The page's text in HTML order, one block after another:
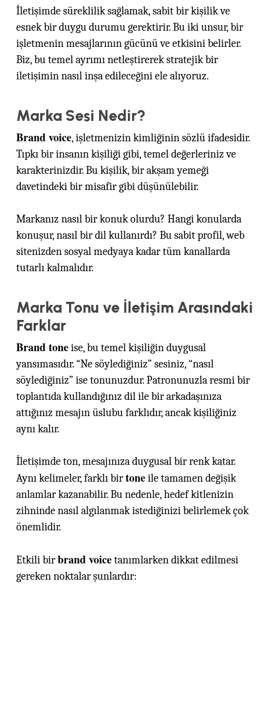
İletişimde süreklilik sağlamak, sabit bir kişilik ve
esnek bir duygu durumu gerektirir. Bu iki unsur, bir
işletmenin mesajlarının gücünü ve etkisini belirler.
Biz, bu temel ayrımı netleştirerek stratejik bir
iletişimin nasıl inşa edileceğini ele alıyoruz.
Marka Sesi Nedir?
Brand voice, işletmenizin kimliğinin sözlü ifadesidir.
Tıpkı bir insanın kişiliği gibi, temel değerleriniz ve
karakterinizdir. Bu kişilik, bir akşam yemeği
davetindeki bir misafir gibi düşünülebilir.
Markanız nasıl bir konuk olurdu? Hangi konularda
konuşur, nasıl bir dil kullanırdı? Bu sabit profil, web
sitenizden sosyal medyaya kadar tüm kanallarda
tutarlı kalmalıdır.
Marka Tonu ve İletişim Arasındaki
Farklar
Brand toneise, bu temel kişiliğin duygusal
yansımasıdır. “Ne söylediğiniz” sesiniz, “nasıl
söylediğiniz” ise tonunuzdur. Patronunuzla resmi bir
toplantıda kullandığınız dil ile bir arkadaşınıza
attığınız mesajın üslubu farklıdır, ancak kişiliğiniz
aynı kalır.
İletişimde ton, mesajınıza duygusal bir renk katar.
Aynı kelimeler, farklı birtoneile tamamen değişik
anlamlar kazanabilir. Bu nedenle, hedef kitlenizin
zihninde nasıl algılanmak istediğinizi belirlemek çok
önemlidir.
Etkili birbrand voicetanımlarken dikkat edilmesi
gereken noktalar şunlardır: